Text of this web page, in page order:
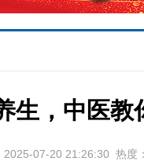
生，中医教
2025-07-20 21:26:30 热度